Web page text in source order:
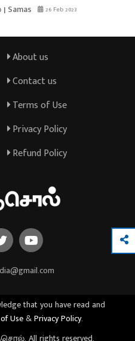
Samas 26 Feb 2023
About us
Contact us
Terms of Use
Privacy Policy
Refund Policy
that you have read and
Use&Privacy Policy.